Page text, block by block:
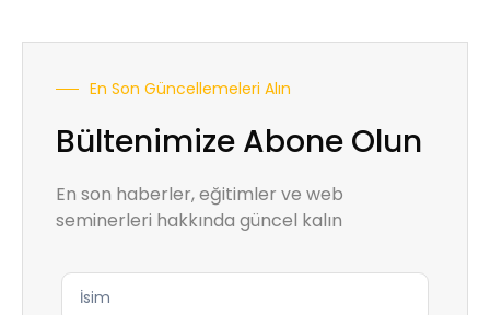
En Son Güncellemeleri Alın
Bültenimize Abone Olun
En son haberler, eğitimler ve web
seminerleri hakkında güncel kalın